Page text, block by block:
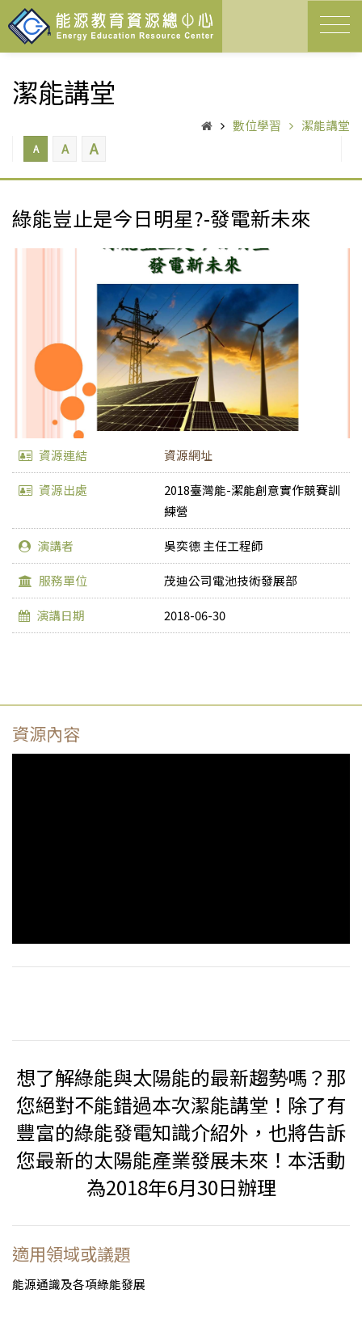
潔能講堂
數位學習 潔能講堂
A A A
綠能豈止是今日明星?-發電新未來
資源連結 資源網址
資源出處
2018臺灣能-潔能創意實作競賽訓
練營
演講者 吳奕德 主任工程師
服務單位 茂迪公司電池技術發展部
演講日期 2018-06-30
資源內容
想了解綠能與太陽能的最新趨勢嗎？那
您絕對不能錯過本次潔能講堂！除了有
豐富的綠能發電知識介紹外，也將告訴
您最新的太陽能產業發展未來！本活動
為2018年6月30日辦理
適用領域或議題
能源通識及各項綠能發展